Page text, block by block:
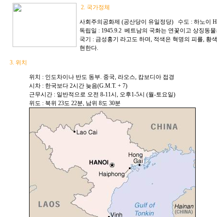
2. 국가정체
사회주의공화제 (공산당이 유일정당) 수도 : 하노이
독립일 : 1945.9.2 베트남의 국화는 연꽃이고 상징동물
국기 : 금성홍기 라고도 하며, 적색은 혁명의 피를, 황
현한다.
3. 위치
위치 : 인도차이나 반도 동부. 중국, 라오스, 캄보디아 접경
시차 : 한국보다 2시간 늦음(G.M.T. + 7)
근무시간 : 일반적으로 오전 8-11시, 오후1-5시 (월-토요일)
위도 : 북위 23도 22분, 남위 8도 30분